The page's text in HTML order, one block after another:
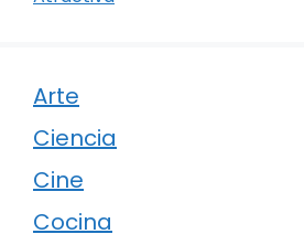
Arte
Ciencia
Cine
Cocina